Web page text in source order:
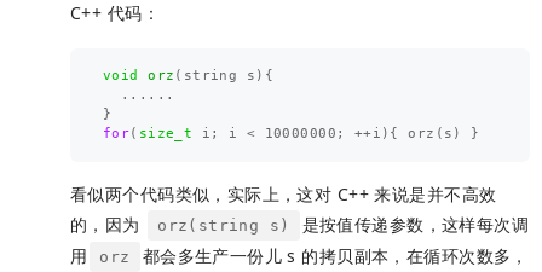
C++ 代码：
void orz ( string s ){
......
}
for( size_t i ; i < 10000000 ; ++i ){ orz ( s ) }
看似两个代码类似，实际上，这对 C++ 来说是并不高效
的，因为
orz(string s)
是按值传递参数，这样每次调
用
orz
都会多生产一份儿 s 的拷贝副本，在循环次数多，